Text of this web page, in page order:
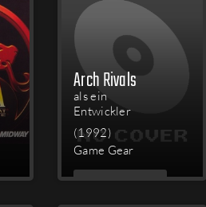
Arch Rivals
als ein
Entwickler
(1992)
Game Gear
MEHR